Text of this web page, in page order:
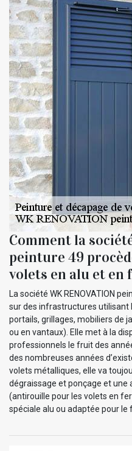
Comment la
peinture 49
volets en alu et en
La société WK RENOVATION
sur des infrastructures utilisant
portails, grillages, mobiliers de
ou en vantaux). Elle met à la
professionnels le fruit des
des nombreuses années
volets métalliques, elle va
dégraissage et ponçage et une
(antirouille pour les volets en
spéciale alu ou adaptée pour le